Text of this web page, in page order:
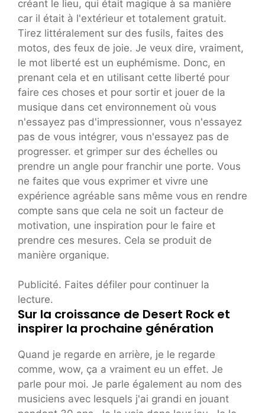
créant le lieu, qui était magique à sa manière
car il était à l'extérieur et totalement gratuit.
Tirez littéralement sur des fusils, faites des
motos, des feux de joie. Je veux dire, vraiment,
le mot liberté est un euphémisme. Donc, en
prenant cela et en utilisant cette liberté pour
faire ces choses et pour sortir et jouer de la
musique dans cet environnement où vous
n'essayez pas d'impressionner, vous n'essayez
pas de vous intégrer, vous n'essayez pas de
progresser. et grimper sur des échelles ou
prendre un angle pour franchir une porte. Vous
ne faites que vous exprimer et vivre une
expérience agréable sans même vous en rendre
compte sans que cela ne soit un facteur de
motivation, une inspiration pour le faire et
prendre ces mesures. Cela se produit de
manière organique.
Publicité. Faites défiler pour continuer la
lecture.
Sur la croissance de Desert Rock et
inspirer la prochaine génération
Quand je regarde en arrière, je le regarde
comme, wow, ça a vraiment eu un effet. Je
parle pour moi. Je parle également au nom des
musiciens avec lesquels j'ai grandi en jouant